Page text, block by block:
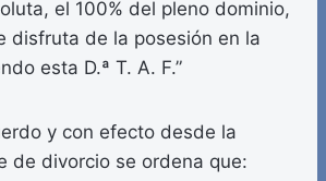
el 100% del pleno dominio,
disfruta de la posesión en la
esta D.ª T. A. F.”
y con efecto desde la
de divorcio se ordena que: